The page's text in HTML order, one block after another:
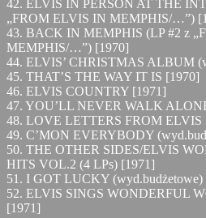
42. ELVIS IN PERSON AT THE
„FROM ELVIS IN MEMPHIS/…”)
43. BACK IN MEMPHIS (LP #2 z
MEMPHIS/…”) [1970]
44. ELVIS’ CHRISTMAS ALBUM
45. THAT’S THE WAY IT IS [1970]
46. ELVIS COUNTRY [1971]
47. YOU’LL NEVER WALK
48. LOVE LETTERS FROM ELVIS
49. C’MON EVERYBODY
50. THE OTHER SIDES/ELVIS
HITS VOL.2 (4 LPs) [1971]
51. I GOT LUCKY (wyd.budżetowe)
52. ELVIS SINGS WONDERFUL
[1971]